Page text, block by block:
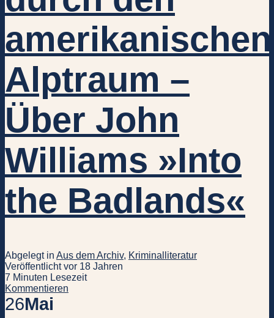
amerikanischen
Alptraum –
Über John
Williams »Into
the Badlands«
Abgelegt in Aus dem Archiv, Kriminalliteratur
Veröffentlicht vor 18 Jahren
7 Minuten Lesezeit
Kommentieren
26Mai